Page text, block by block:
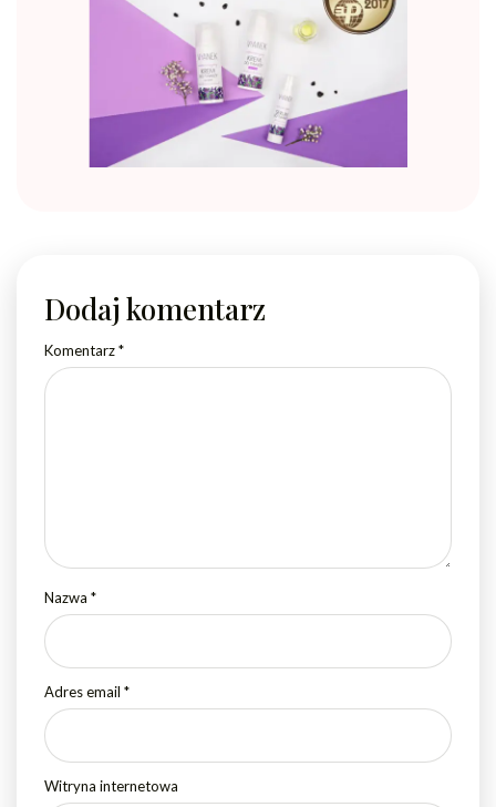
Dodaj komentarz
Komentarz*
Nazwa *
Adres email *
Witryna internetowa